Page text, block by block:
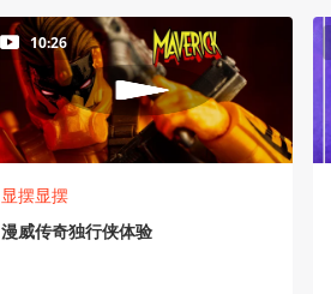
10:26
显摆显摆
漫威传奇独行侠体验